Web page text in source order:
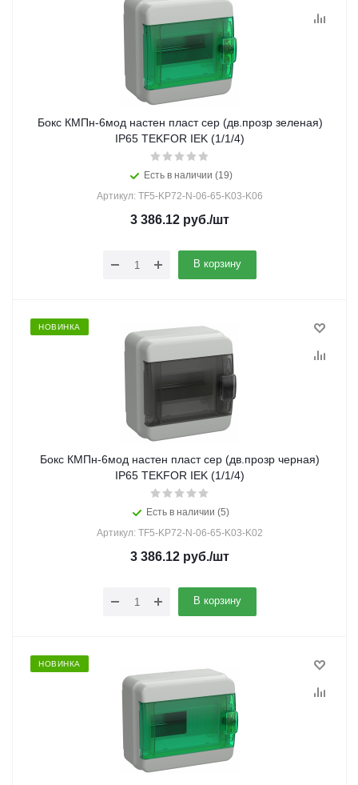
Бокс КМПн-6мод настен пласт сер (дв.прозр зеленая)
IP65 TEKFOR IEK (1/1/4)
Есть в наличии (19)
Артикул: TF5-KP72-N-06-65-K03-K06
3 386.12 руб./шт
В корзину
НОВИНКА
Бокс КМПн-6мод настен пласт сер (дв.прозр черная)
IP65 TEKFOR IEK (1/1/4)
Есть в наличии (5)
Артикул: TF5-KP72-N-06-65-K03-K02
3 386.12 руб./шт
В корзину
НОВИНКА